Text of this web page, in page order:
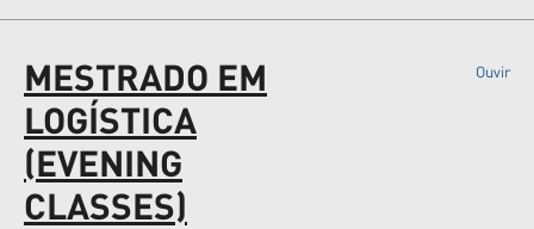
Ir
para
a
navegação
MESTRADO EM
LOGÍSTICA
(EVENING
CLASSES)
Ouvir